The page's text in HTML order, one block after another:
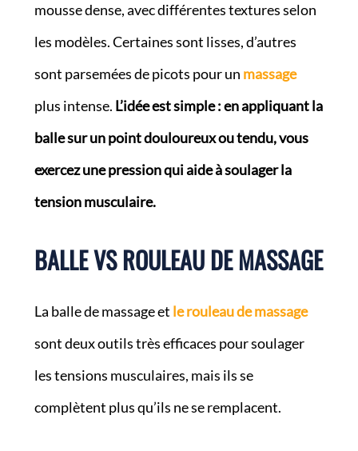
mousse dense, avec différentes textures selon
les modèles. Certaines sont lisses, d’autres
sont parsemées de picots pour un massage
plus intense. L’idée est simple : en appliquant la
balle sur un point douloureux ou tendu, vous
exercez une pression qui aide à soulager la
tension musculaire.
BALLE VS ROULEAU DE MASSAGE
La balle de massage et le rouleau de massage
sont deux outils très efficaces pour soulager
les tensions musculaires, mais ils se
complètent plus qu’ils ne se remplacent.